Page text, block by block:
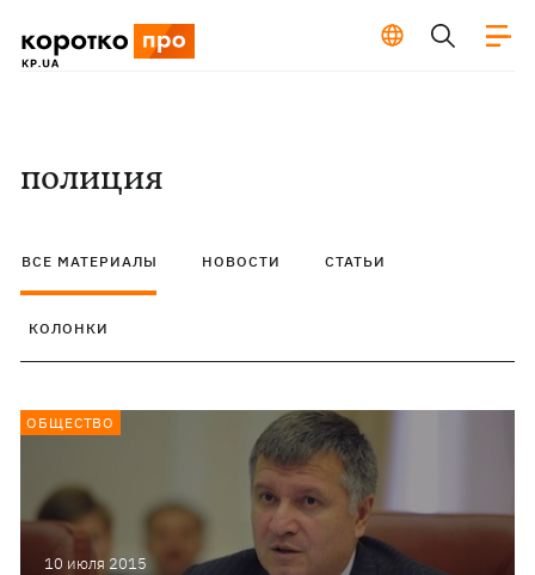
полиция
ВСЕ МАТЕРИАЛЫ НОВОСТИ СТАТЬИ
КОЛОНКИ
10 июля 2015
ОБЩЕСТВО